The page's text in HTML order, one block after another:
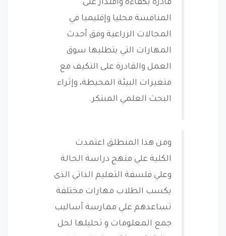
قادرة بكفاءة واقتدار على
المنافسة محليا وإقليميا في
المجالات الزراعية وفق أحدث
المهارات التي يتطلبها سوق
العمل والقادرة على التكيف مع
متغيرات البيئة المحيطة، وإثراء
البحث العلمي المبتكر.
ومن هذا المنطلق اعتمدت
الكلية علي منهج دراسة الحالة
وعلي فلسفة التعليم الذاتي الذى
يكسب الطلاب مهارات مختلفة
تساعدهم علي ممارسة أساليب
جمع المعلومات و تحليلها لحل